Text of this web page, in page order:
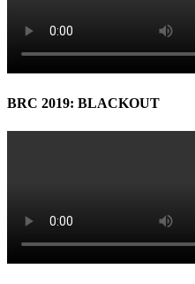
BRC 2019: BLACKOUT